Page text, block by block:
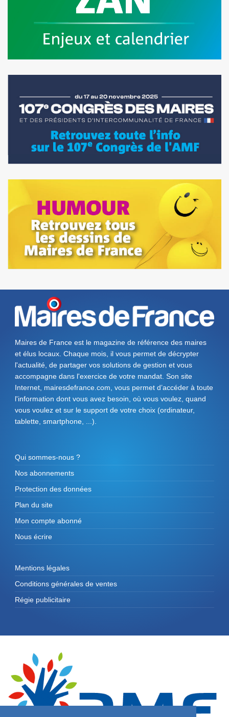
Maires de France est le magazine de référence des maires
et élus locaux. Chaque mois, il vous permet de décrypter
l'actualité, de partager vos solutions de gestion et vous
accompagne dans l'exercice de votre mandat. Son site
Internet, mairesdefrance.com, vous permet d’accéder à toute
l'information dont vous avez besoin, où vous voulez, quand
vous voulez et sur le support de votre choix (ordinateur,
tablette, smartphone, ...).
Qui sommes-nous ?
Nos abonnements
Protection des données
Plan du site
Mon compte abonné
Nous écrire
Mentions légales
Conditions générales de ventes
Régie publicitaire